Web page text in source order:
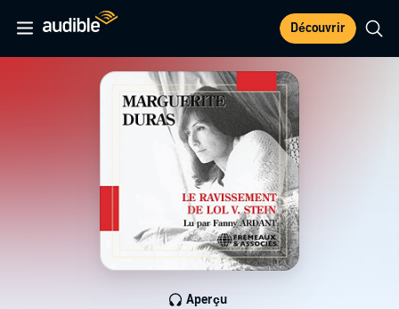
Découvrir
Aperçu